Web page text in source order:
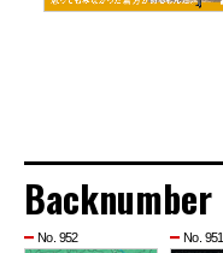
Backnumber
No. 952 No. 951